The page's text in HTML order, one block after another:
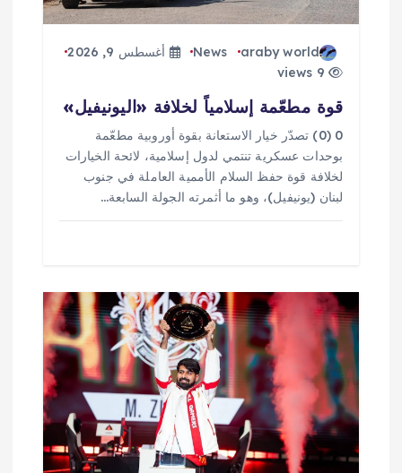
ت
araby world
News
أغسطس 9, 2026
9 views
قوة مطعّمة إسلامياً لخلافة «اليونيفيل»
0 (0) تصدّر خيار الاستعانة بقوة أوروبية مطعّمة
بوحدات عسكرية تنتمي لدول إسلامية، لائحة الخيارات
لخلافة قوة حفظ السلام الأممية العاملة في جنوب
لبنان (يونيفيل)، وهو ما أثمرته الجولة السابعة…